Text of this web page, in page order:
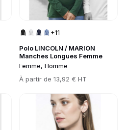
Polo LINCOLN / MARION
Manches Longues Femme
Femme, Homme
Prix
À partir de 13,92 € HT
+11
Go to product page